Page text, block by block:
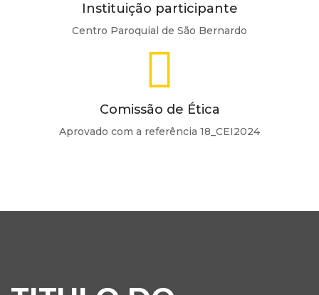
Instituição participante
Centro Paroquial de São Bernardo
Comissão de Ética
Aprovado com a referência 18_CEI2024